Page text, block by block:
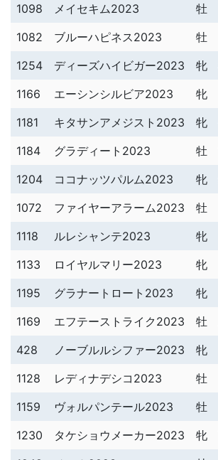
1098
メイセキム2023
牡
1082
ブルーハピネス2023
牡
1254
ディーズハイビガー2023 牝
1166
エーシンシルビア2023 牝
1181
キタサンアメジスト2023 牝
1184
グラディート2023 牡
1204
ココナッツパルム2023 牝
1072
ファイヤーアラーム2023 牡
1118
ルレシャンテ2023 牝
1133
ロイヤルマリー2023
牝
1195
グラナートロート2023 牝
1169
エフテーストライク2023 牡
428
ノーブルルシファー2023
牝
1128
レディナデシコ2023 牡
1159
ヴォルパンテール2023 牡
1230
タケショウメーカー2023 牝